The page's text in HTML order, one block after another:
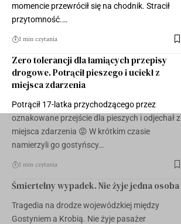
momencie przewrócił się na chodnik. Stracił
przytomność.…
1 min czytania
Zero tolerancji dla łamiących przepisy
drogowe. Potrącił pieszego i uciekł z
miejsca zdarzenia
Potrącił 17-latka przychodzącego przez
oznakowane przejście dla pieszych i odjechał z
miejsca zdarzenia 😡 W krótkim czasie
namierzyli go gostyńscy…
1 min czytania
Śmiertelny wypadek. Nie żyje jedna osoba
Tragedia na drodze wojewódzkiej między
Gostyniem a Krobią. Nie żyje pasażer